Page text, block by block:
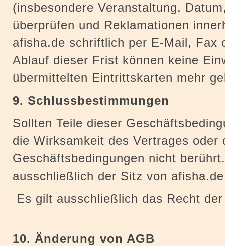
(insbesondere Veranstaltung,
überprüfen und Reklamationen
afisha.de schriftlich per E-Mail, Fax
Ablauf dieser Frist können keine
übermittelten Eintrittskarten mehr
9. Schlussbestimmungen
Sollten Teile dieser
die Wirksamkeit des Vertrages oder
Geschäftsbedingungen nicht
ausschließlich der Sitz von
Es gilt ausschließlich das Recht
10. Änderung von AGB